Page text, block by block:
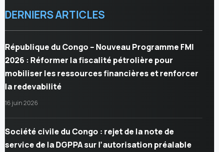
DERNIERS ARTICLES
République du Congo – Nouveau Programme FMI
2026 : Réformer la fiscalité pétrolière pour
mobiliser les ressources financières et renforcer
la redevabilité
16 juin 2026
Société civile du Congo : rejet de la note de
service de la DGPPA sur l’autorisation préalable